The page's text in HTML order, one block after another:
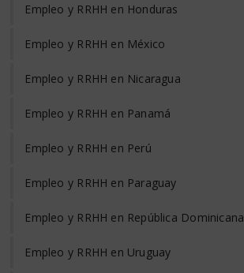
Empleo y RRHH en Honduras
Empleo y RRHH en México
Empleo y RRHH en Nicaragua
Empleo y RRHH en Panamá
Empleo y RRHH en Perú
Empleo y RRHH en Paraguay
Empleo y RRHH en República Dominicana
Empleo y RRHH en Uruguay